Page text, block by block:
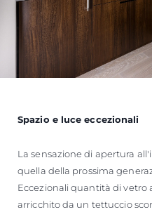
Spazio e luce eccezionali
La sensazione di apertura
quella della prossima
Eccezionali quantità di vetro
arricchito da un tettuccio